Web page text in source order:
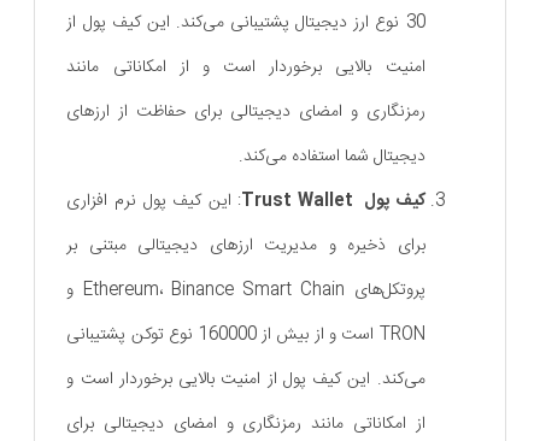
30 نوع ارز دیجیتال پشتیبانی می‌کند. این کیف پول از
امنیت بالایی برخوردار است و از امکاناتی مانند
رمزنگاری و امضای دیجیتالی برای حفاظت از ارزهای
دیجیتال شما استفاده می‌کند.
کیف پول Trust Wallet
: این کیف پول نرم ‌افزاری
برای ذخیره و مدیریت ارزهای دیجیتالی مبتنی بر
پروتکل‌های Ethereum، Binance Smart Chain و
TRON است و از بیش از 160000 نوع توکن پشتیبانی
می‌کند. این کیف پول از امنیت بالایی برخوردار است و
از امکاناتی مانند رمزنگاری و امضای دیجیتالی برای